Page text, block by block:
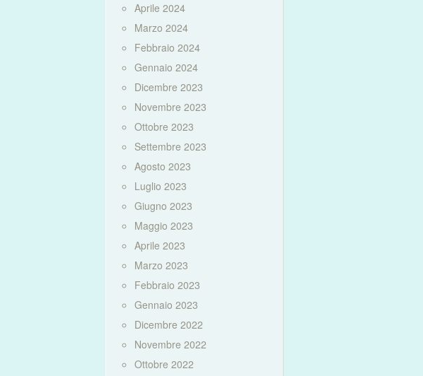
Aprile 2024
Marzo 2024
Febbraio 2024
Gennaio 2024
Dicembre 2023
Novembre 2023
Ottobre 2023
Settembre 2023
Agosto 2023
Luglio 2023
Giugno 2023
Maggio 2023
Aprile 2023
Marzo 2023
Febbraio 2023
Gennaio 2023
Dicembre 2022
Novembre 2022
Ottobre 2022